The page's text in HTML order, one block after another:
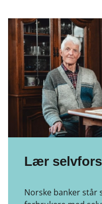
Lær
Norske banker står